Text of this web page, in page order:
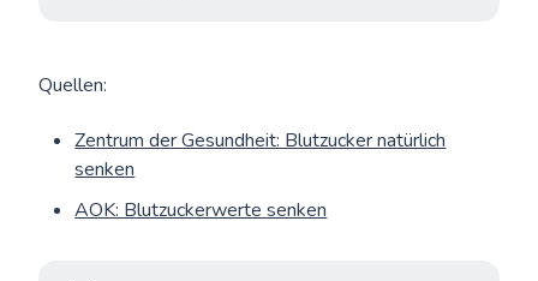
Quellen:
Zentrum der Gesundheit: Blutzucker natürlich
senken
AOK: Blutzuckerwerte senken